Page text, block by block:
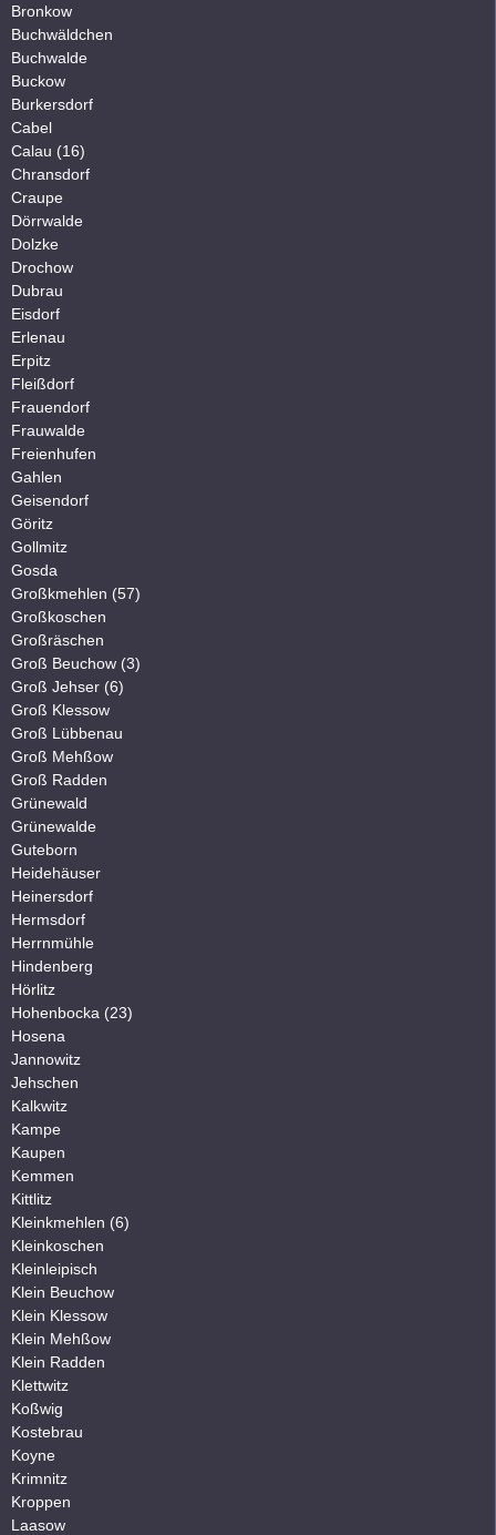
Bronkow
Buchwäldchen
Buchwalde
Buckow
Burkersdorf
Cabel
Calau (16)
Chransdorf
Craupe
Dörrwalde
Dolzke
Drochow
Dubrau
Eisdorf
Erlenau
Erpitz
Fleißdorf
Frauendorf
Frauwalde
Freienhufen
Gahlen
Geisendorf
Göritz
Gollmitz
Gosda
Großkmehlen (57)
Großkoschen
Großräschen
Groß Beuchow (3)
Groß Jehser (6)
Groß Klessow
Groß Lübbenau
Groß Mehßow
Groß Radden
Grünewald
Grünewalde
Guteborn
Heidehäuser
Heinersdorf
Hermsdorf
Herrnmühle
Hindenberg
Hörlitz
Hohenbocka (23)
Hosena
Jannowitz
Jehschen
Kalkwitz
Kampe
Kaupen
Kemmen
Kittlitz
Kleinkmehlen (6)
Kleinkoschen
Kleinleipisch
Klein Beuchow
Klein Klessow
Klein Mehßow
Klein Radden
Klettwitz
Koßwig
Kostebrau
Koyne
Krimnitz
Kroppen
Laasow